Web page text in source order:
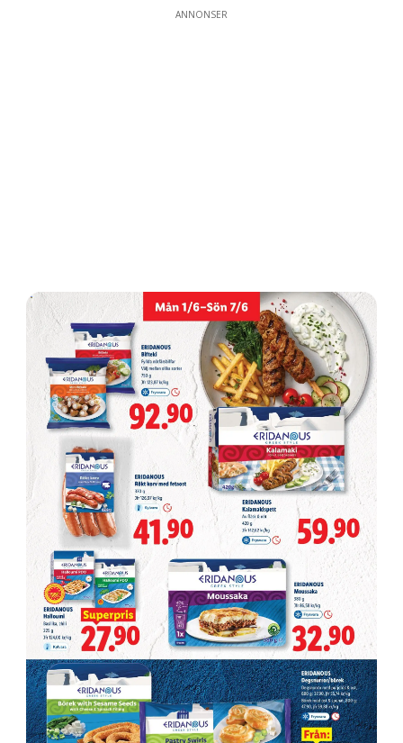
ANNONSER